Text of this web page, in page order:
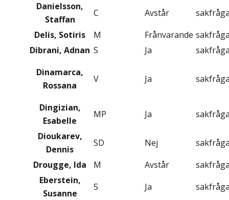
Danielsson,
Staffan
C Avstår
Delis, Sotiris
M Frånvarande
Dibrani, Adnan S Ja
Dinamarca,
Rossana
V Ja
Dingizian,
Esabelle
MP Ja
Dioukarev,
Dennis
SD Nej
Drougge, Ida
M Avstår
Eberstein,
Susanne
S Ja